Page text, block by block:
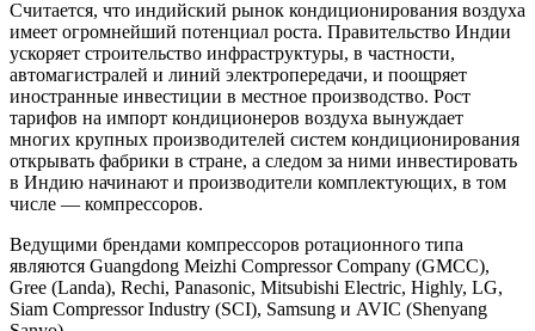
Считается, что индийский рынок кондиционирования воздуха
имеет огромнейший потенциал роста. Правительство Индии
ускоряет строительство инфраструктуры, в частности,
автомагистралей и линий электропередачи, и поощряет
иностранные инвестиции в местное производство. Рост
тарифов на импорт кондиционеров воздуха вынуждает
многих крупных производителей систем кондиционирования
открывать фабрики в стране, а следом за ними инвестировать
в Индию начинают и производители комплектующих, в том
числе — компрессоров.
Ведущими брендами компрессоров ротационного типа
являются Guangdong Meizhi Compressor Company (GMCC),
Gree (Landa), Rechi, Panasonic, Mitsubishi Electric, Highly, LG,
Siam Compressor Industry (SCI), Samsung и AVIC (Shenyang